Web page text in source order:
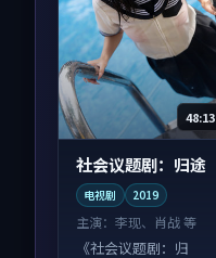
48:13
社会议题剧：归途
电视剧 2019
主演： 李现、肖战 等
《社会议题剧：归